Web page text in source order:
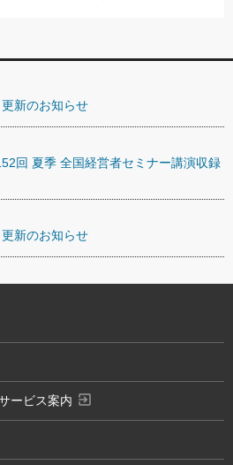
新のお知らせ
回 夏季 全国経営者セミナー講演収録
新のお知らせ
ービス案内 exit_to_app